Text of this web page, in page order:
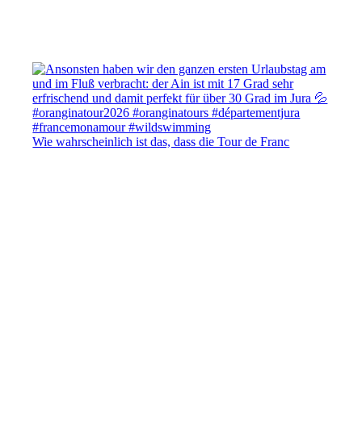
Wie wahrscheinlich ist das, dass die Tour de Franc